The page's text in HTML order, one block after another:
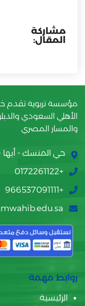
مشاركة
المقال:
مؤسسة تربوية تقدم
الأهلي السعودي
والمسار المصري
حي المنسك - أبها
+0172261122
+966537091111
روابط مهمة
الرئيسية